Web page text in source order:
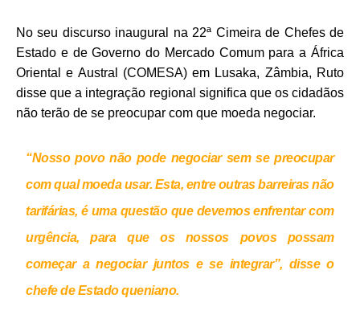
No seu discurso inaugural na 22ª Cimeira de Chefes de
Estado e de Governo do Mercado Comum para a África
Oriental e Austral (COMESA) em Lusaka, Zâmbia, Ruto
disse que a integração regional significa que os cidadãos
não terão de se preocupar com que moeda negociar.
“Nosso povo não pode negociar sem se preocupar
com qual moeda usar. Esta, entre outras barreiras não
tarifárias, é uma questão que devemos enfrentar com
urgência, para que os nossos povos possam
começar a negociar juntos e se integrar”, disse o
chefe de Estado queniano.